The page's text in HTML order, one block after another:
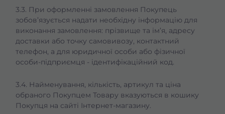
3.3. При оформленні замовлення Покупець
зобов’язується надати необхідну інформацію для
виконання замовлення: прізвище та ім’я, адресу
доставки або точку самовивозу, контактний
телефон, а для юридичної особи або фізичної
особи-підприємця - ідентифікаційний код.
3.4. Найменування, кількість, артикул та ціна
обраного Покупцем Товару вказуються в кошику
Покупця на сайті Інтернет-магазину.